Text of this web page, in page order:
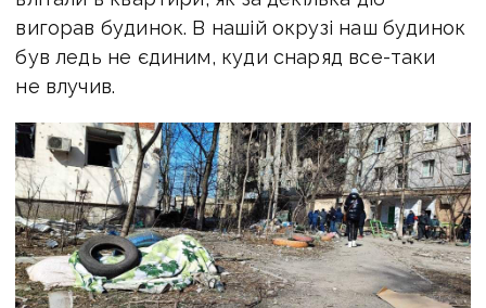
вигорав будинок. В нашій окрузі наш будинок
був ледь не єдиним, куди снаряд все-таки
не влучив.